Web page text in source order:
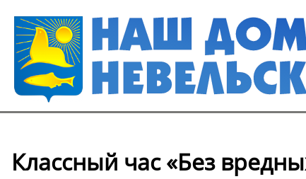
Классный час «Без